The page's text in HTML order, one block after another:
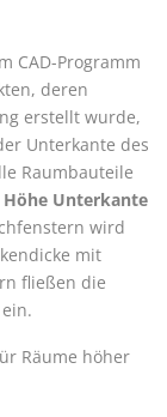
CAD-Programm
deren
erstellt wurde,
Unterkante des
Raumbauteile
Höhe Unterkante
wird
mit
fließen die
Räume höher